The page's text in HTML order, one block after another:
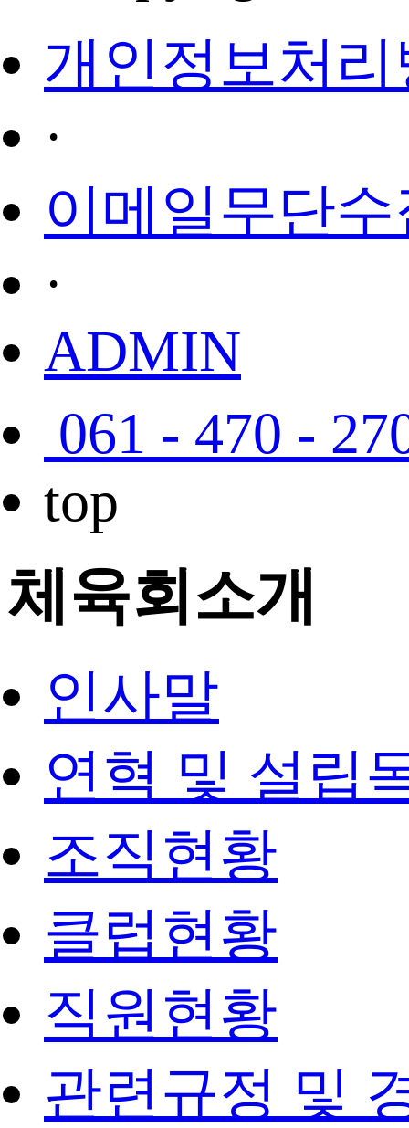
개인정보처
·
이메일무단
·
ADMIN
061 - 470 -
top
체육회소개
인사말
연혁 및 설립
조직현황
클럽현황
직원현황
관련규정 및